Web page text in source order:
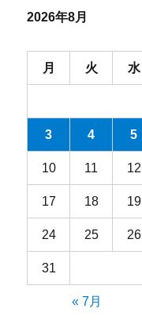
ブ
2026年8月
月 火 水
3 4 5
10 11 12
17 18 19
24 25 26
31
« 7月